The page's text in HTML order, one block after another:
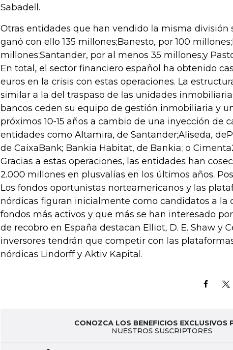
Sabadell.
Otras entidades que han vendido la misma división
ganó con ello 135 millones;Banesto, por 100
millones;Santander, por al menos 35 millones;y
En total, el sector financiero español ha obtenido
euros en la crisis con estas operaciones. La
similar a la del traspaso de las unidades
bancos ceden su equipo de gestión inmobiliaria y
próximos 10-15 años a cambio de una inyección de
entidades como Altamira, de Santander;Aliseda,
de CaixaBank; Bankia Habitat, de Bankia; o
Gracias a estas operaciones, las entidades han
2.000 millones en plusvalías en los últimos años.
Los fondos oportunistas norteamericanos y las
nórdicas figuran inicialmente como candidatos a la
fondos más activos y que más se han interesado
de recobro en España destacan Elliot, D. E. Shaw y
inversores tendrán que competir con las
nórdicas Lindorff y Aktiv Kapital.
CONOZCA LOS BENEFICIOS EXCLUSIVOS
NUESTROS SUSCRIPTORES